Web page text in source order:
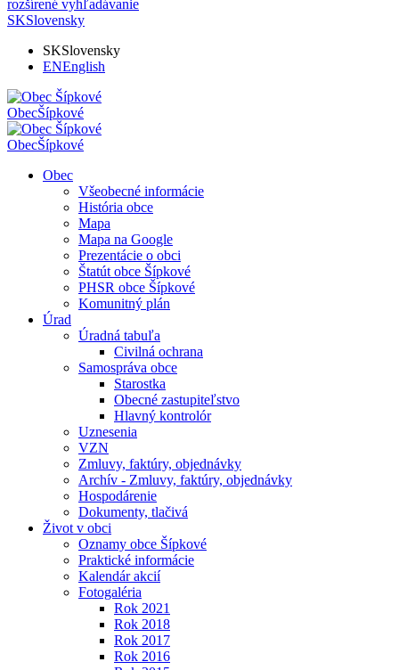
rozšírené vyhľadávanie
SKSlovensky
SKSlovensky
ENEnglish
ObecŠípkové
ObecŠípkové
Obec
Všeobecné informácie
História obce
Mapa
Mapa na Google
Prezentácie o obci
Štatút obce Šípkové
PHSR obce Šípkové
Komunitný plán
Úrad
Úradná tabuľa
Civilná ochrana
Samospráva obce
Starostka
Obecné zastupiteľstvo
Hlavný kontrolór
Uznesenia
VZN
Zmluvy, faktúry, objednávky
Archív - Zmluvy, faktúry, objednávky
Hospodárenie
Dokumenty, tlačivá
Život v obci
Oznamy obce Šípkové
Praktické informácie
Kalendár akcií
Fotogaléria
Rok 2021
Rok 2018
Rok 2017
Rok 2016